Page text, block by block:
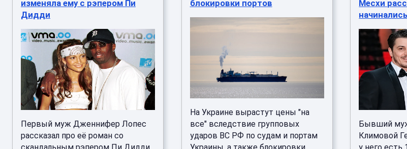
изменяла ему с рэпером Пи
Дидди
Первый муж Дженнифер Лопес
рассказал про её роман со
блокировки портов
На Украине вырастут цены "на
все" вследствие групповых
ударов ВС РФ по судам и портам
Месхи
Бывший
Климовой